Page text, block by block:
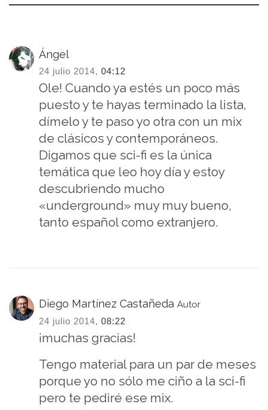
Ángel
24 julio 2014, 04:12
Ole! Cuando ya estés un poco más
puesto y te hayas terminado la lista,
dímelo y te paso yo otra con un mix
de clásicos y contemporáneos.
Digamos que sci-fi es la única
temática que leo hoy día y estoy
descubriendo mucho
«underground» muy muy bueno,
tanto español como extranjero.
Diego Martínez Castañeda Autor
24 julio 2014, 08:22
¡muchas gracias!
Tengo material para un par de meses
porque yo no sólo me ciño a la sci-fi
pero te pediré ese mix.